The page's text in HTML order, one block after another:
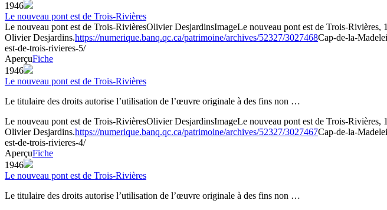
1946
Le nouveau pont est de Trois-Rivières
Le nouveau pont est de Trois-RivièresOlivier DesjardinsImageLe nouveau pont est de Trois-
Olivier Desjardins.https://numerique.banq.qc.ca/patrimoine/archives/52327/3027468Cap-de-la-
est-de-trois-rivieres-5/
AperçuFiche
1946
Le nouveau pont est de Trois-Rivières
Le titulaire des droits autorise l’utilisation de l’œuvre originale à des fins non …
Le nouveau pont est de Trois-RivièresOlivier DesjardinsImageLe nouveau pont est de Trois-
Olivier Desjardins.https://numerique.banq.qc.ca/patrimoine/archives/52327/3027467Cap-de-la-
est-de-trois-rivieres-4/
AperçuFiche
1946
Le nouveau pont est de Trois-Rivières
Le titulaire des droits autorise l’utilisation de l’œuvre originale à des fins non …